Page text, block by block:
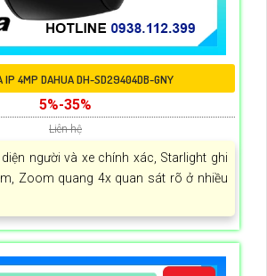
IP 4MP DAHUA DH-SD29404DB-GNY
5%-35%
Liên hệ
người và xe chính xác, Starlight ghi
Zoom quang 4x quan sát rõ ở nhiều